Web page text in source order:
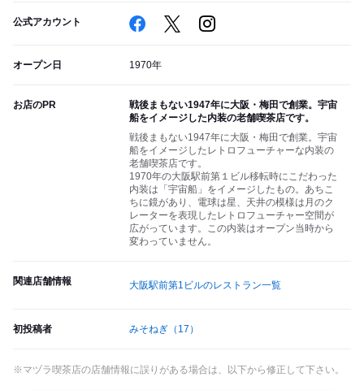
公式アカウント
オープン日 1970年
お店のPR
戦後まもない1947年に大阪・梅田で創業。宇宙
船をイメージした内装の老舗喫茶店です。
戦後まもない1947年に大阪・梅田で創業。宇宙
船をイメージしたレトロフューチャーな内装の
老舗喫茶店です。
1970年の大阪駅前第１ビル移転時にこだわった
内装は「宇宙船」をイメージしたもの。あちこ
ちに鏡があり、電球は星、天井の模様は月のク
レーターを表現したレトロフューチャー空間が
広がっています。この内装はオープン当時から
変わっていません。
関連店舗情報 大阪駅前第1ビルのレストラン一覧
初投稿者 みそねぎ （17）
※マヅラ喫茶店の店舗情報に誤りがある場合は、以下から修正して下さい。